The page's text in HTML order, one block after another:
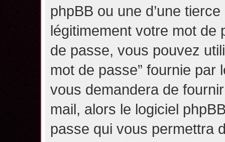
phpBB ou une d’une
légitimement votre mot de
de passe, vous pouvez
mot de passe” fournie par
vous demandera de
mail, alors le logiciel
passe qui vous permettra